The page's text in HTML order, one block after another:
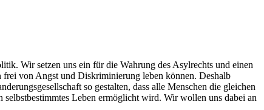
Wir setzen uns ein für die Wahrung des Asylrechts und einen
frei von Angst und Diskriminierung leben können. Deshalb
so gestalten, dass alle Menschen die gleichen
Leben ermöglicht wird. Wir wollen uns dabei an